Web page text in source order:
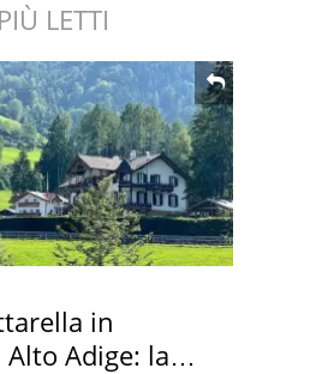
PIÙ LETTI
in
Adige: la